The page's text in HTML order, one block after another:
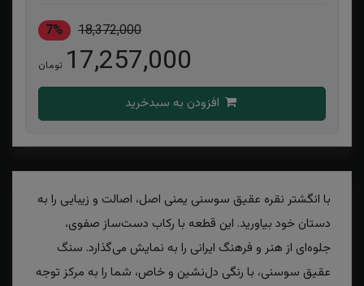
18,372,000
7%
17,257,000 تومان
با انگشتر نقره عقیق سوسنی یمنی اصل، اصالت و زیبایی را به
دستان خود بیاورید. این قطعه با رکاب دست‌ساز صفوی،
جلوه‌ای از هنر و فرهنگ ایرانی را به نمایش می‌گذارد. سنگ
عقیق سوسنی، با رنگی دل‌نشین و خاص، شما را به مرکز توجه